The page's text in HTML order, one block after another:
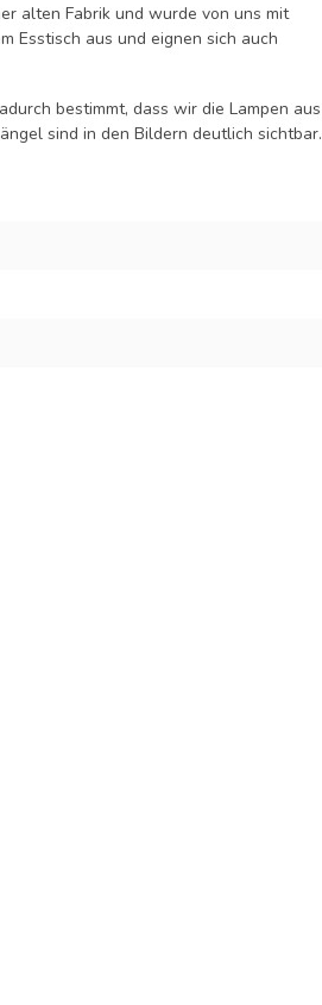
alten Fabrik und wurde von uns mit
Esstisch aus und eignen sich auch
bestimmt, dass wir die Lampen aus
sind in den Bildern deutlich sichtbar.